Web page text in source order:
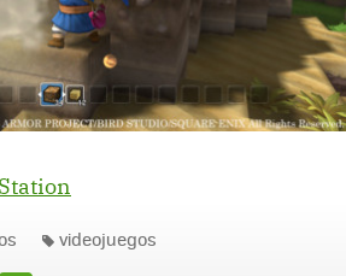
videojuegos